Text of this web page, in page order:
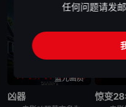
蓝光画质
凶器 惊变
任何问题请发